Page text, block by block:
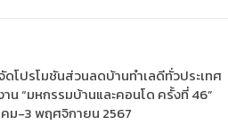
ดโปรโมชันส่วนลดบ้านทำเลดีทั่วประเทศ
าน “มหกรรมบ้านและคอนโด ครั้งที่ 46”
ม-3 พฤศจิกายน 2567